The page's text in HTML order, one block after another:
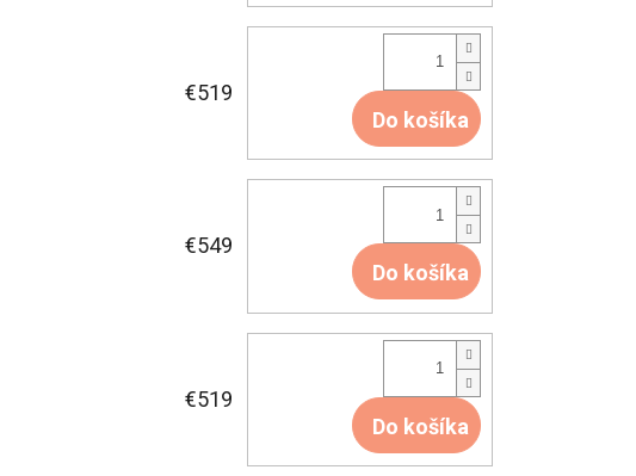
€519
Do košíka
€549
Do košíka
€519
Do košíka